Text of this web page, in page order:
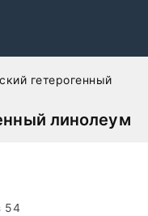
гетерогенный
линолеум
54